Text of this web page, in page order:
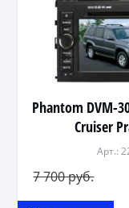
Phantom DVM-
Cruiser
Арт.:
7 700 руб.